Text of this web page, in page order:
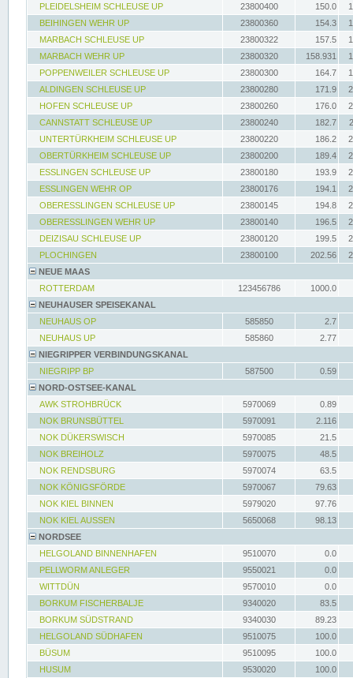
PLEIDELSHEIM SCHLEUSE UP
23800400 150.0
BEIHINGEN WEHR UP
23800360 154.3
MARBACH SCHLEUSE UP
23800322 157.5
MARBACH WEHR UP
23800320 158.931
POPPENWEILER SCHLEUSE UP
23800300 164.7
ALDINGEN SCHLEUSE UP
23800280 171.9
HOFEN SCHLEUSE UP
23800260 176.0
CANNSTATT SCHLEUSE UP
23800240 182.7
UNTERTÜRKHEIM SCHLEUSE UP
23800220 186.2
OBERTÜRKHEIM SCHLEUSE UP
23800200 189.4
ESSLINGEN SCHLEUSE UP
23800180 193.9
ESSLINGEN WEHR OP
23800176 194.1
OBERESSLINGEN SCHLEUSE UP
23800145 194.8
OBERESSLINGEN WEHR UP
23800140 196.5
DEIZISAU SCHLEUSE UP
23800120 199.5
PLOCHINGEN
23800100 202.56
NEUE MAAS
ROTTERDAM
123456786
1000.0
NEUHAUSER SPEISEKANAL
NEUHAUS OP
585850
2.7
NEUHAUS UP
585860
2.77
NIEGRIPPER VERBINDUNGSKANAL
NIEGRIPP BP
587500
0.59
NORD-OSTSEE-KANAL
AWK STROHBRÜCK
5970069
0.89
NOK BRUNSBÜTTEL
5970091
2.116
NOK DÜKERSWISCH
5970085
21.5
NOK BREIHOLZ
5970075
48.5
NOK RENDSBURG
5970074
63.5
NOK KÖNIGSFÖRDE
5970067
79.63
NOK KIEL BINNEN
5979020
97.76
NOK KIEL AUSSEN
5650068
98.13
NORDSEE
HELGOLAND BINNENHAFEN
9510070
0.0
PELLWORM ANLEGER
9550021
0.0
WITTDÜN
9570010
0.0
BORKUM FISCHERBALJE
9340020
83.5
BORKUM SÜDSTRAND
9340030
89.23
HELGOLAND SÜDHAFEN
9510075
100.0
BÜSUM
9510095
100.0
HUSUM
9530020 100.0